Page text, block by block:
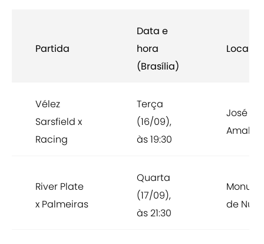
Partida
Data e
hora
(Brasília)
Local
Vélez
Sarsfield x
Racing
Terça
(16/09),
às 19:30
José
River Plate
x Palmeiras
Quarta
(17/09),
às 21:30
de